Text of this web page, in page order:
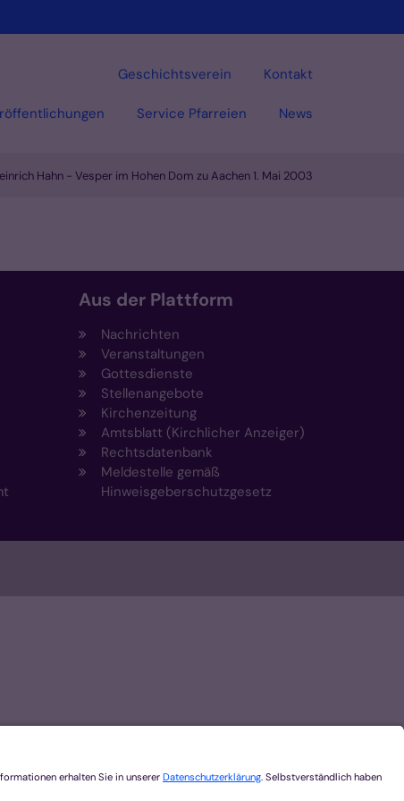
Service Pfarreien News
Geschichtsverein Kontakt
Hahn - Vesper im Hohen Dom zu Aachen 1. Mai 2003
Aus der Plattform
Nachrichten
Veranstaltungen
Gottesdienste
Stellenangebote
Kirchenzeitung
Amtsblatt (Kirchlicher Anzeiger)
Rechtsdatenbank
Meldestelle gemäß
Hinweisgeberschutzgesetz